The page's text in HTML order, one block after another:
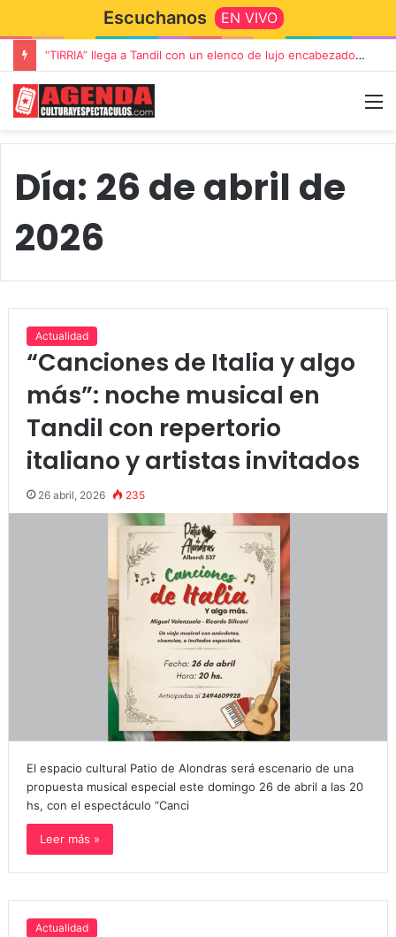
Escuchanos EN VIVO
“TIRRIA” llega a Tandil con un elenco de lujo encabezado por Capusotto, Spregelburd y Stefani
Día: 26 de abril de
2026
Actualidad
“Canciones de Italia y algo
más”: noche musical en
Tandil con repertorio
italiano y artistas invitados
26 abril, 2026 235
El espacio cultural Patio de Alondras será escenario de una
propuesta musical especial este domingo 26 de abril a las 20
hs, con el espectáculo “Canci
Leer más »
Actualidad